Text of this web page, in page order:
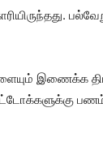
இணைக்க
பணம்